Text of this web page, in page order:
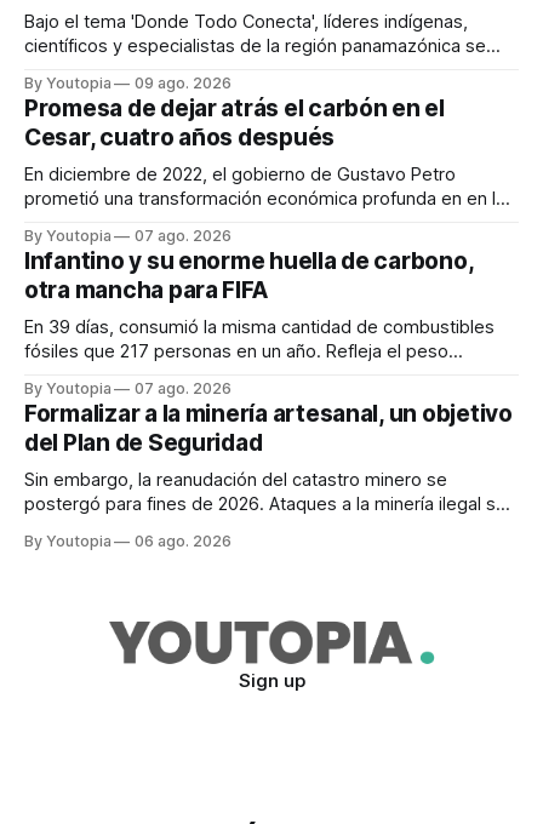
Bajo el tema 'Donde Todo Conecta', líderes indígenas,
científicos y especialistas de la región panamazónica se
By Youtopia 09 ago. 2026
Promesa de dejar atrás el carbón en el
Cesar, cuatro años después
En diciembre de 2022, el gobierno de Gustavo Petro
prometió una transformación económica profunda en en la
By Youtopia 07 ago. 2026
Infantino y su enorme huella de carbono,
otra mancha para FIFA
En 39 días, consumió la misma cantidad de combustibles
fósiles que 217 personas en un año. Refleja el peso
By Youtopia 07 ago. 2026
Formalizar a la minería artesanal, un objetivo
del Plan de Seguridad
Sin embargo, la reanudación del catastro minero se
postergó para fines de 2026. Ataques a la minería ilegal se
By Youtopia 06 ago. 2026
Sign up